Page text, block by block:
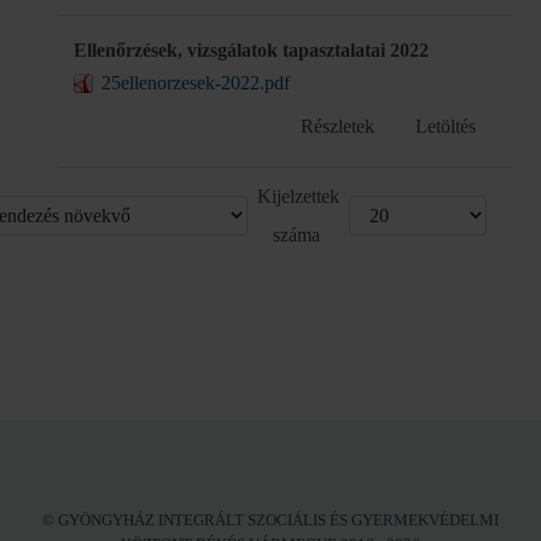
Ellenőrzések, vizsgálatok tapasztalatai 2022
25ellenorzesek-2022.pdf
Letöltés
Részletek
Kijelzettek
száma
© GYÖNGYHÁZ INTEGRÁLT SZOCIÁLIS ÉS GYERMEKVÉDELMI